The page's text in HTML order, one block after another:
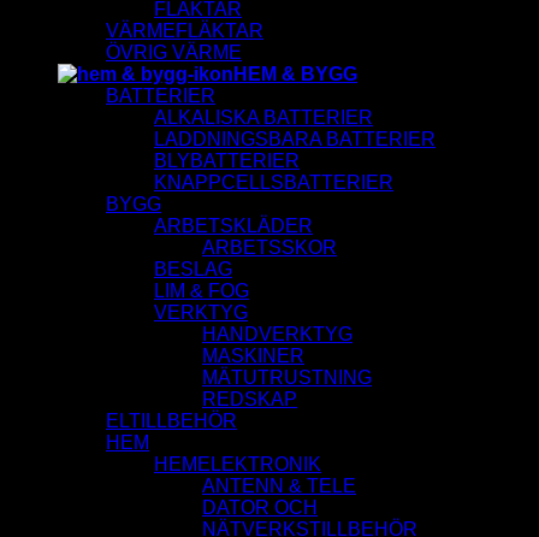
FLÄKTAR
VÄRMEFLÄKTAR
ÖVRIG VÄRME
HEM & BYGG
BATTERIER
ALKALISKA BATTERIER
LADDNINGSBARA BATTERIER
BLYBATTERIER
KNAPPCELLSBATTERIER
BYGG
ARBETSKLÄDER
ARBETSSKOR
BESLAG
LIM & FOG
VERKTYG
HANDVERKTYG
MASKINER
MÄTUTRUSTNING
REDSKAP
ELTILLBEHÖR
HEM
HEMELEKTRONIK
ANTENN & TELE
DATOR OCH
NÄTVERKSTILLBEHÖR